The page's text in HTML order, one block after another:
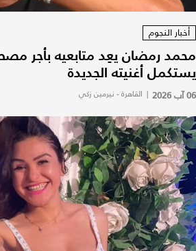
أخبار النجوم
محمد رمضان يعِد متابعيه بأجر
يستكمل أغنيته الجديدة
06 آب 2026 | القاهرة - نيرمين زكي